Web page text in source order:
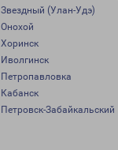
Звездный (Улан-Удэ)
Онохой
Хоринск
Иволгинск
Петропавловка
Кабанск
Петровск-Забайкальский